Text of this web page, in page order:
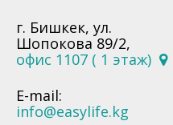
г. Бишкек, ул.
Шопокова 89/2,
офис 1107 ( 1 этаж)
E-mail:
info@easylife.kg